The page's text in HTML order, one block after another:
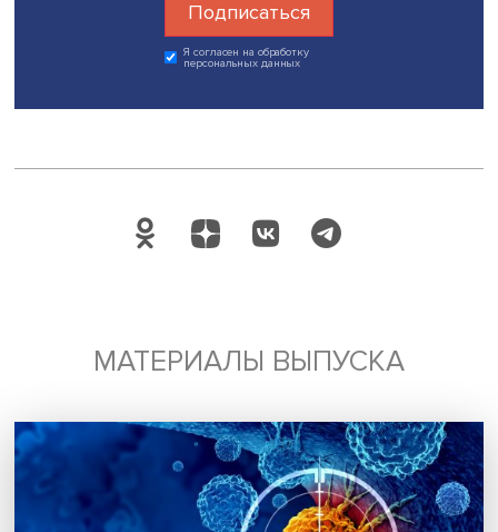
Однако мнение о потенциальных рисках
повышает вероятность признания результатов точных и
естественных наук заслуживающими полного доверия.
Дата публикации: 28.08.2025
Поделиться